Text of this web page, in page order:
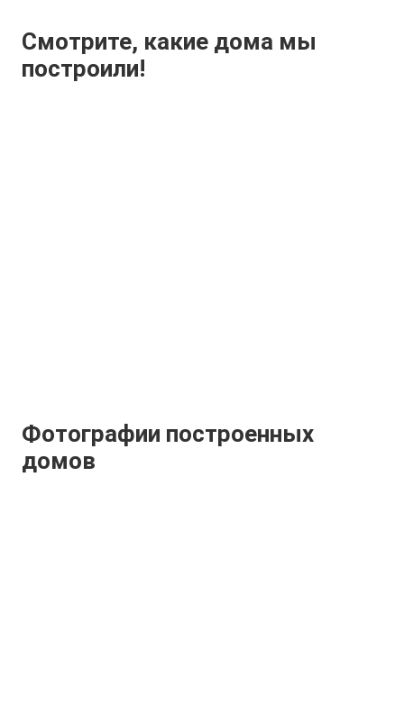
Смотрите, какие дома мы
построили!
Фотографии построенных
домов